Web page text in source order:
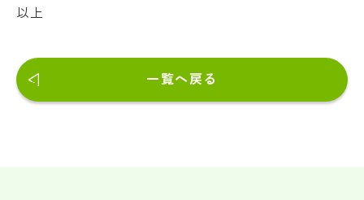
以上
一覧へ戻る